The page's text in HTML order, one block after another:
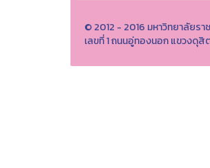
© 2012 - 2016 มหาวิทยาลัยร
เลขที่ 1 ถนนอู่ทองนอก แขวงดุ